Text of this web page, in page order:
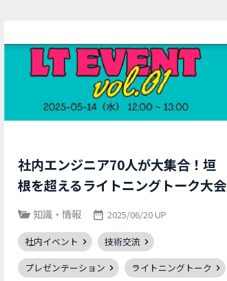
社内エンジニア70人が大集合！垣
根を超えるライトニングトーク大会
知識・情報 2025/06/20 UP
社内イベント
技術交流
プレゼンテーション
ライトニングトーク